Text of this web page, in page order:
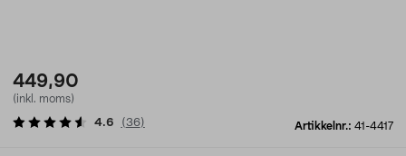
449,90
(inkl. moms)
Artikkelnr.: 41-4417
4.6 (36)